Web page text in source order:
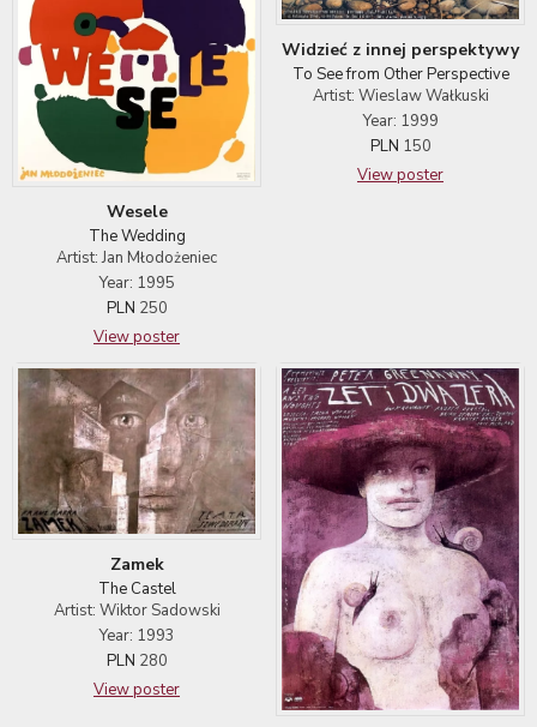
Wesele
The Wedding
Artist: Jan Młodożeniec
Year: 1995
PLN 250
View poster
Widzieć z innej perspektywy
To See from Other Perspective
Artist: Wieslaw Wałkuski
Year: 1999
PLN 150
View poster
Zamek
The Castel
Artist: Wiktor Sadowski
Year: 1993
PLN 280
View poster